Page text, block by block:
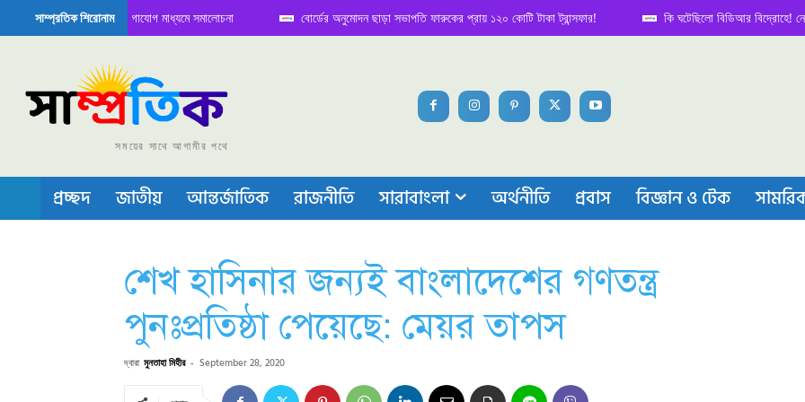
সাম্প্রতিক শিরোনাম
বৈঠক নিয়ে সামাজিক যোগাযোগ মাধ্যমে সমালোচনা বোর্ডের অনুমোদন ছাড়া সভাপতি ফারুকের প্রায় ১২০ কোটি টাকা ট্রান্সফার! কি ঘটেছিলো বিডিআর বিদ্রোহে! নেপথ্য
বা চীপ তৈরিতে নিজের শক্ত অবস্থান জানান দিচ্ছে চীন
সময়ের সাথে আগামীর পথে
প্রচ্ছদ জাতীয় আন্তর্জাতিক রাজনীতি সারাবাংলা অর্থনীতি প্রবাস বিজ্ঞান ও টেক
শেখ হাসিনার জন্যই বাংলাদেশের গণতন্ত্র
পুনঃপ্রতিষ্ঠা পেয়েছে: মেয়র তাপস
দ্বারা মুনতাহা মিহীর - September 28, 2020